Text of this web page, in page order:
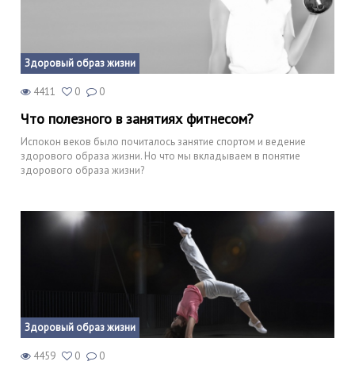
Здоровый образ жизни
4411 0 0
Что полезного в занятиях фитнесом?
Испокон веков было почиталось занятие спортом и ведение
здорового образа жизни. Но что мы вкладываем в понятие
здорового образа жизни?
Здоровый образ жизни
4459 0 0